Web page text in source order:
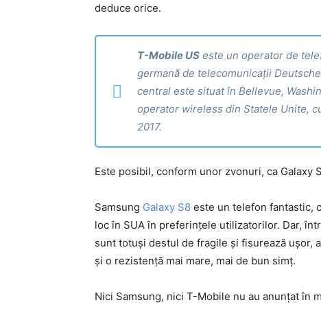
deduce orice.
T-Mobile US este un operator de
germană de telecomunicații
central este situat în Bellevue,
operator wireless din Statele Unite,
2017.
Este posibil, conform unor zvonuri, ca Galaxy
Samsung Galaxy S8 este un telefon fantastic,
loc în SUA în preferințele utilizatorilor. Dar,
sunt totuși destul de fragile și fisurează ușor,
și o rezistență mai mare, mai de bun simț.
Nici Samsung, nici T-Mobile nu au anunțat în